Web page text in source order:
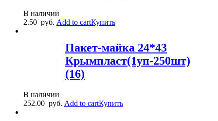
В наличии
2.50 руб. Add to cartКупить
Пакет-майка 24*43
Крымпласт(1уп-250шт)
(16)
В наличии
252.00 руб. Add to cartКупить